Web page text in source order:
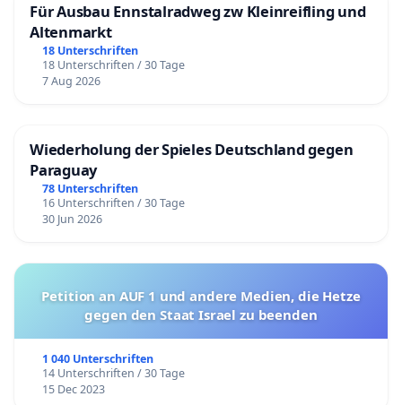
Für Ausbau Ennstalradweg zw Kleinreifling und
Altenmarkt
18 Unterschriften
18 Unterschriften / 30 Tage
7 Aug 2026
Wiederholung der Spieles Deutschland gegen
Paraguay
78 Unterschriften
16 Unterschriften / 30 Tage
30 Jun 2026
Petition an AUF 1 und andere Medien, die Hetze
gegen den Staat Israel zu beenden
1 040 Unterschriften
14 Unterschriften / 30 Tage
15 Dec 2023